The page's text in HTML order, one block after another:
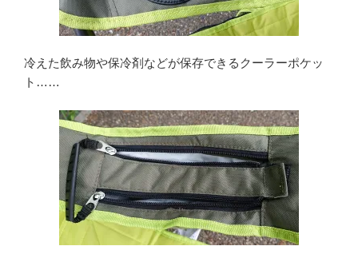
冷えた飲み物や保冷剤などが保存できるクーラーポケッ
ト……